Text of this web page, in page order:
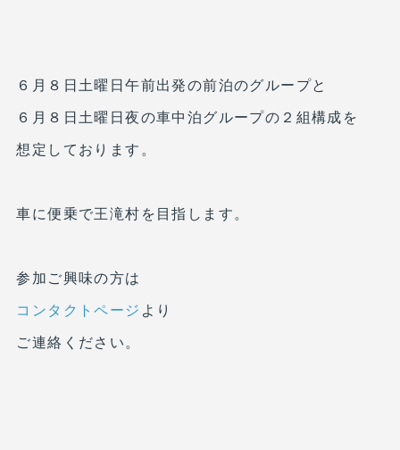
６月８日土曜日午前出発の前泊のグループと
６月８日土曜日夜の車中泊グループの２組構成を
想定しております。
車に便乗で王滝村を目指します。
参加ご興味の方は
コンタクトページ より
ご連絡ください。